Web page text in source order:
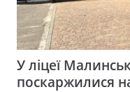
У ліцеї
поскаржилися